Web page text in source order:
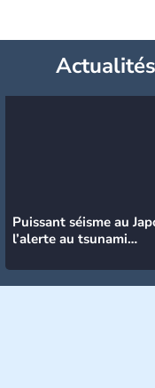
Puissant séisme au
l’alerte au tsunami